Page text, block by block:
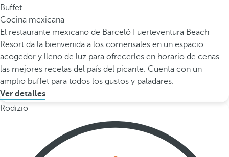
Buffet
Cocina mexicana
El restaurante mexicano de Barceló Fuerteventura Beach
Resort da la bienvenida a los comensales en un espacio
acogedor y lleno de luz para ofrecerles en horario de cenas
las mejores recetas del país del picante. Cuenta con un
amplio buffet para todos los gustos y paladares.
Ver detalles
Rodizio